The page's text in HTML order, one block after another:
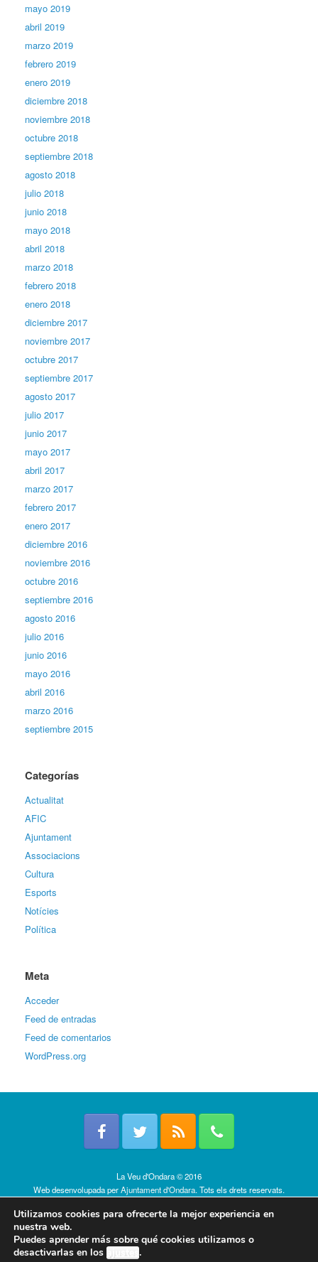
mayo 2019
abril 2019
marzo 2019
febrero 2019
enero 2019
diciembre 2018
noviembre 2018
octubre 2018
septiembre 2018
agosto 2018
julio 2018
junio 2018
mayo 2018
abril 2018
marzo 2018
febrero 2018
enero 2018
diciembre 2017
noviembre 2017
octubre 2017
septiembre 2017
agosto 2017
julio 2017
junio 2017
mayo 2017
abril 2017
marzo 2017
febrero 2017
enero 2017
diciembre 2016
noviembre 2016
octubre 2016
septiembre 2016
agosto 2016
julio 2016
junio 2016
mayo 2016
abril 2016
marzo 2016
septiembre 2015
Categorías
Actualitat
AFIC
Ajuntament
Associacions
Cultura
Esports
Notícies
Política
Meta
Acceder
Feed de entradas
Feed de comentarios
WordPress.org
La Veu d'Ondara © 2016
Web desenvolupada perAjuntament d'Ondara. Tots els drets reservats.
Utilizamos cookies para ofrecerte la mejor experiencia en
nuestra web.
Puedes aprender más sobre qué cookies utilizamos o
desactivarlas en los ajustes.